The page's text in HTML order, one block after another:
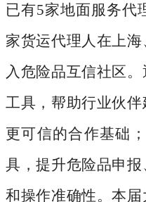
已有5家地面服务代
家货运代理人在上
入危险品互信社区
工具，帮助行业伙
更可信的合作基础
具，提升危险品申
和操作准确性。本